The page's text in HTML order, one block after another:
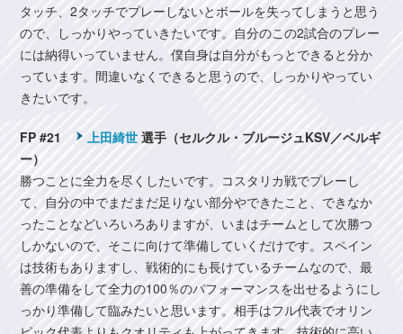
タッチ、2タッチでプレーしないとボールを失ってしまうと思う
ので、しっかりやっていきたいです。自分のこの2試合のプレー
には納得いっていません。僕自身は自分がもっとできると分か
っています。間違いなくできると思うので、しっかりやってい
きたいです。
FP #21 上田綺世 選手（セルクル・ブルージュKSV／ベルギ
ー）
勝つことに全力を尽くしたいです。コスタリカ戦でプレーし
て、自分の中でまだまだ足りない部分やできたこと、できなか
ったことなどいろいろありますが、いまはチームとして次勝つ
しかないので、そこに向けて準備していくだけです。スペイン
は技術もありますし、戦術的にも長けているチームなので、最
善の準備をして全力の100％のパフォーマンスを出せるようにし
っかり準備して臨みたいと思います。相手はフル代表でオリン